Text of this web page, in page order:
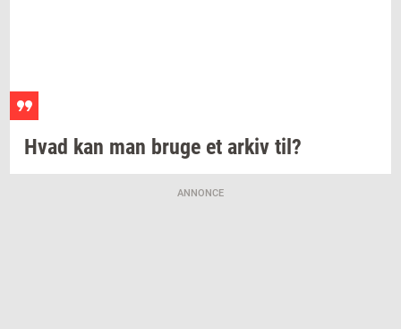
Hvad kan man bruge et arkiv til?
ANNONCE